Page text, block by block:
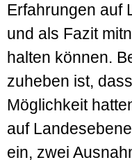
Erfahrungen auf
und als Fazit
halten können.
zuheben ist,
Mög­lichkeit
auf
ein, zwei